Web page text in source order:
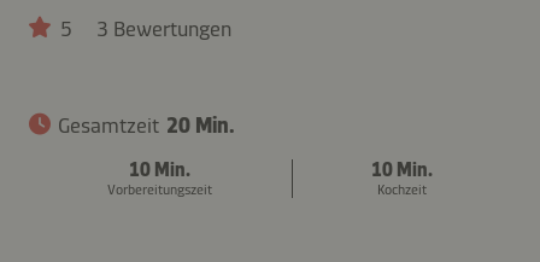
5 3 Bewertungen
Gesamtzeit 20 Min.
10 Min.
Vorbereitungszeit
10 Min.
Kochzeit